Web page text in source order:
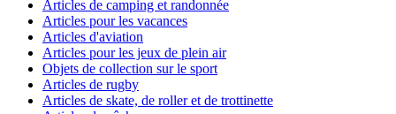
Articles de camping et randonnée
Articles pour les vacances
Articles d'aviation
Articles pour les jeux de plein air
Objets de collection sur le sport
Articles de rugby
Articles de skate, de roller et de trottinette